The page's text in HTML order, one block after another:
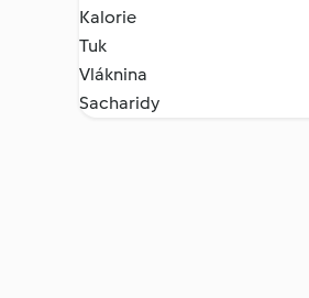
Kalorie
Tuk
Vláknina
Sacharidy